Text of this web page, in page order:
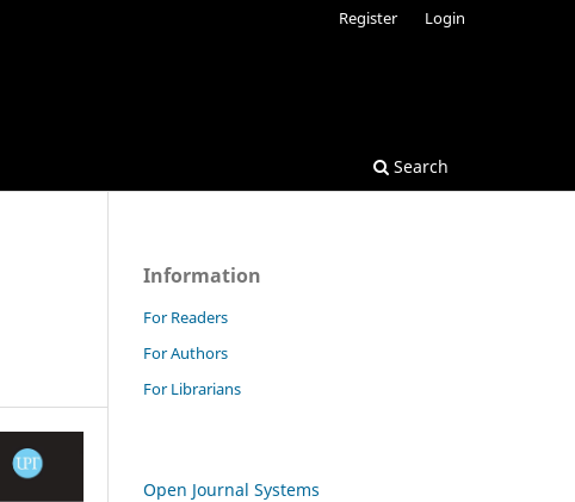
Search
Register Login
Information
For Readers
For Authors
For Librarians
Open Journal Systems